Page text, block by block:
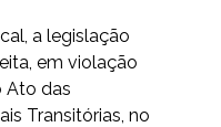
a legislação
em violação
Ato das
Transitórias, no